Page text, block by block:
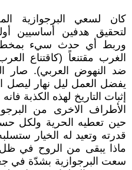
كان لسعي البرجوازية
لتحقيق هدفين أساسيين
وربط أي حدث سيء
الغرب مقتنعاً (كاقتناع
ضد النهوض العربي). صار
يفضل العمل ليل نهار ليصل
إثبات التاريخ لهذه الكذبة
الأطراف الاخرى من
حين تعطيه الحرية
قدرته وتعيد له الخيار
ماذا يبقى من الروح في
سعت البرجوازية بشدّة في